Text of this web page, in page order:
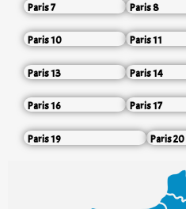
Paris 7 Paris 8
Paris 10 Paris 11
Paris 13 Paris 14
Paris 16 Paris 17
Paris 19 Paris 20